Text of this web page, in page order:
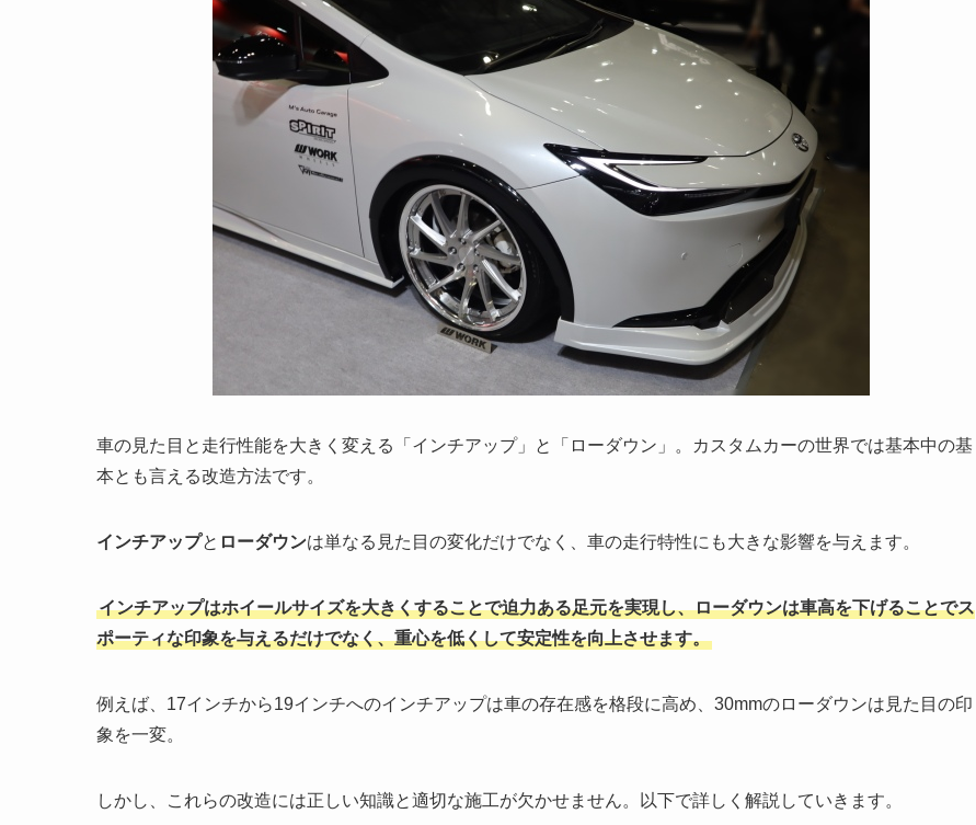
車の見た目と走行性能を大きく変える「インチアップ」と「ローダウン」。カスタムカーの世界では基本中の基
本とも言える改造方法です。
インチアップと ローダウンは単なる見た目の変化だけでなく、車の走行特性にも大きな影響を与えます。
インチアップはホイールサイズを大きくすることで迫力ある足元を実現し、ローダウンは車高を下げることでス
ポーティな印象を与えるだけでなく、重心を低くして安定性を向上させます。
例えば、17インチから19インチへのインチアップは車の存在感を格段に高め、30mmのローダウンは見た目の印
象を一変。
しかし、これらの改造には正しい知識と適切な施工が欠かせません。以下で詳しく解説していきます。